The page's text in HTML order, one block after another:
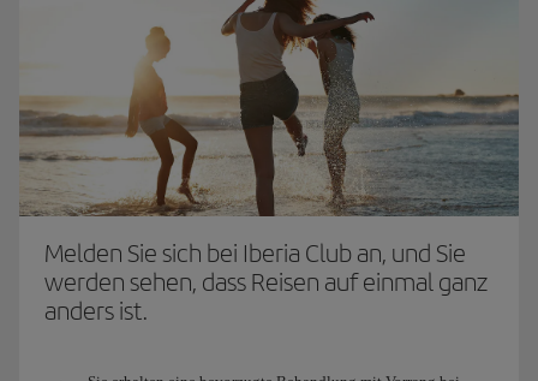
Melden Sie sich bei Iberia Club an, und Sie
werden sehen, dass Reisen auf einmal ganz
anders ist.